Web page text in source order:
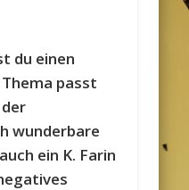
du einen
passt
wunderbare
ein K. Farin